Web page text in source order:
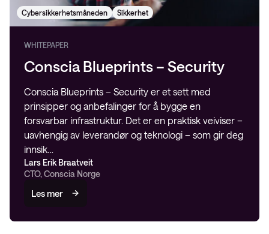
Cybersikkerhetsmåneden Sikkerhet
WHITEPAPER
Conscia Blueprints – Security
Conscia Blueprints – Security er et sett med
prinsipper og anbefalinger for å bygge en
forsvarbar infrastruktur. Det er en praktisk veiviser –
uavhengig av leverandør og teknologi – som gir deg
innsik…
Lars Erik Braatveit
CTO, Conscia Norge
Les mer